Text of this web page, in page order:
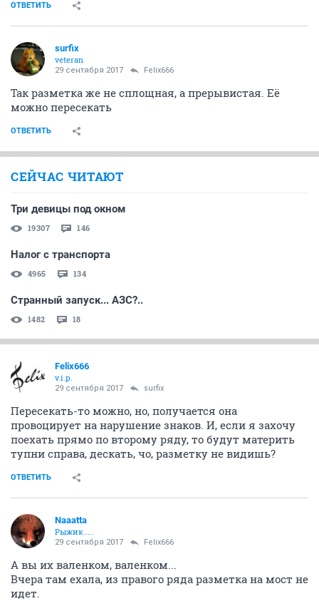
ОТВЕТИТЬ
surfix
veteran
29 сентября 2017 Felix666
Так разметка же не сплощная, а прерывистая. Её
можно пересекать
ОТВЕТИТЬ
СЕЙЧАС ЧИТАЮТ
Три девицы под окном
19307 146
Налог с транспорта
4965 134
Странный запуск... АЗС?..
1482 18
Felix666
v.i.p.
29 сентября 2017 surfix
Пересекать-то можно, но, получается она
провоцирует на нарушение знаков. И, если я захочу
поехать прямо по второму ряду, то будут материть
тупни справа, дескать, чо, разметку не видишь?
ОТВЕТИТЬ
Naaatta
Рыжик.....
29 сентября 2017 Felix666
А вы их валенком, валенком...
Вчера там ехала, из правого ряда разметка на мост не
идет.